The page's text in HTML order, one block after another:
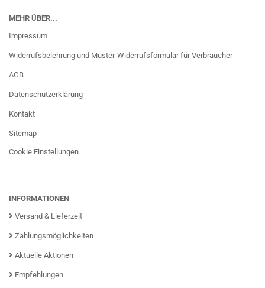
MEHR ÜBER...
Impressum
Widerrufsbelehrung und Muster-Widerrufsformular für Verbraucher
AGB
Datenschutzerklärung
Kontakt
Sitemap
Cookie Einstellungen
INFORMATIONEN
Versand & Lieferzeit
Zahlungsmöglichkeiten
Aktuelle Aktionen
Empfehlungen